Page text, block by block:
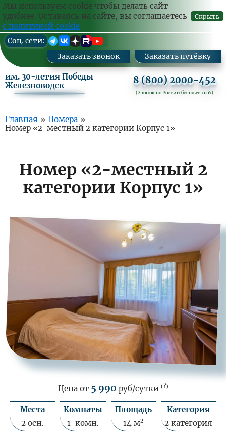
Мы используем cookie чтобы делать сайт
удобнее. Оставаясь на сайте, вы соглашаетесь
с политикой cookie
Скрыть
Перейти
к
основному
содержанию
Cоц. сети:
Заказать звонок
Заказать путёвку
им. 30-летия Победы
Железноводск
8 (800) 2000-452
(Звонок по России бесплатный)
Основная
навигация
Главная » Номера »
Номер «2-местный 2 категории Корпус 1»
Номер «2-местный 2
категории Корпус 1»
Цена от 5 990 руб/сутки (?)
Места
2 осн.
Комнаты
1-комн.
Площадь
14 м2
Категория
2 категория